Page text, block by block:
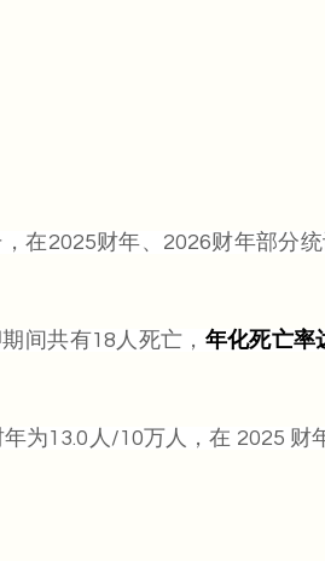
在2025财年、2026财年部分
间共有18人死亡， 年化死亡率
为13.0人/10万人，在 2025 财